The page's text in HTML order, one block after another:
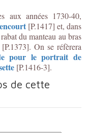
aux années 1730-40,
[P.1417] et, dans
du manteau au bras
[P.1373]. On se réfèrera
pour le portrait de
[P.1416-3].
de cette